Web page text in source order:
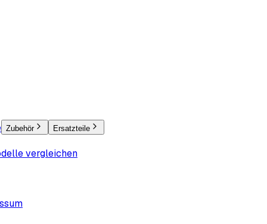
Zubehör Ersatzteile
vergleichen